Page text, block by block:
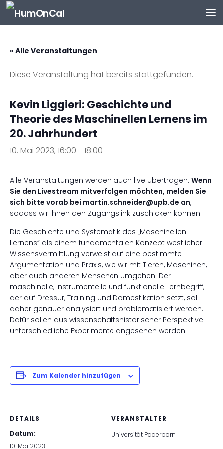
Zum Inhalt springen
« Alle Veranstaltungen
Diese Veranstaltung hat bereits stattgefunden.
Kevin Liggieri: Geschichte und
Theorie des Maschinellen Lernens im
20. Jahrhundert
10. Mai 2023, 16:00 - 18:00
Alle Veranstaltungen werden auch live übertragen. Wenn
Sie den Livestream mitverfolgen möchten, melden Sie
sich bitte vorab bei martin.schneider@upb.de an,
sodass wir Ihnen den Zugangslink zuschicken können.
Die Geschichte und Systematik des „Maschinellen
Lernens“ als einem fundamentalen Konzept westlicher
Wissensvermittlung verweist auf eine bestimmte
Argumentation und Praxis, wie wir mit Tieren, Maschinen,
aber auch anderen Menschen umgehen. Der
maschinelle, instrumentelle und funktionelle Lernbegriff,
der auf Dressur, Training und Domestikation setzt, soll
daher genauer analysiert und problematisiert werden.
Dafür sollen aus wissenschaftshistorischer Perspektive
unterschiedliche Experimente angesehen werden.
Zum Kalender hinzufügen
DETAILS
Datum:
10. Mai 2023
VERANSTALTER
Universität Paderborn